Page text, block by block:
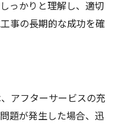
っかりと理解し、適切
事の長期的な成功を確
アフターサービスの充
題が発生した場合、迅